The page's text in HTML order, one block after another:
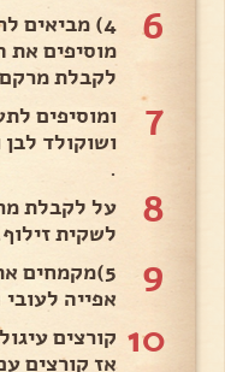
6
4) מביאים
מוסיפים את
לקבלת
7
ומוסיפים
ושוקולד
.
8
על לקבלת
לשקית
9
5)מקמחים
אפייה לעובי 1 ס"מ.
10 קורצים
אז קורצים